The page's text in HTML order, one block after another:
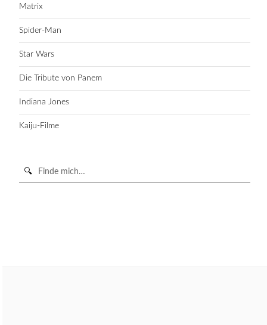
Matrix
Spider-Man
Star Wars
Die Tribute von Panem
Indiana Jones
Kaiju-Filme
Suche